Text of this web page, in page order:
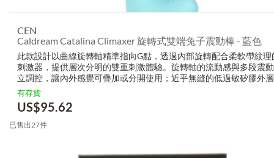
CEN
Caldream Catalina Climaxer 旋轉式雙端兔子震動棒 - 藍色
此款設計以曲線旋轉軸精準指向G點，透過內部旋轉配合柔軟帶紋理
刺激器，提供層次分明的雙重刺激體驗。旋轉軸的流動感與多段震
立調控，讓內外感覺可疊加或分開使用；近乎無縫的低過敏矽膠外
滑，機身細緻而不笨重，適合獨自探索或與伴侶共享時靈活變換節
度。 為什麼大家都愛它 CEN ...
有存貨
US$95.62
已售出27件